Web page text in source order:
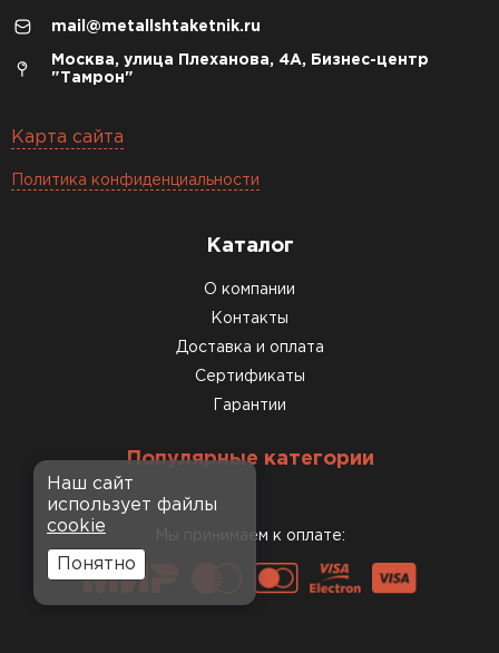
mail@metallshtaketnik.ru
Москва, улица Плеханова, 4А, Бизнес-центр
"Тамрон"
Карта сайта
Политика конфиденциальности
Каталог
О компании
Контакты
Доставка и оплата
Сертификаты
Гарантии
Популярные категории
Мы принимаем к оплате:
Наш сайт
использует файлы
cookie
Понятно